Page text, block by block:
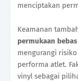
menciptakan
Keamanan
permukaan
mengurangi
performa atlet.
vinyl sebagai